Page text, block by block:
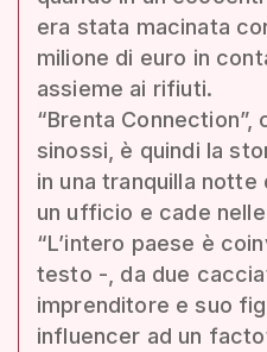
era stata macinata
milione di euro in
assieme ai rifiuti.
“Brenta Connection”,
sinossi, è quindi la
in una tranquilla notte
un ufficio e cade
“L’intero paese è
testo -, da due
imprenditore e suo
influencer ad un